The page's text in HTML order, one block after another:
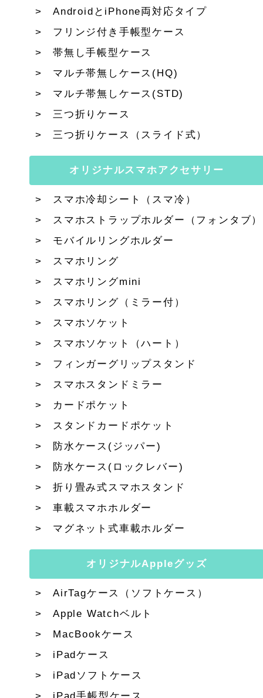
AndroidとiPhone両対応タイプ
フリンジ付き手帳型ケース
帯無し手帳型ケース
マルチ帯無しケース(HQ)
マルチ帯無しケース(STD)
三つ折りケース
三つ折りケース（スライド式）
オリジナルスマホアクセサリー
スマホ冷却シート（スマ冷）
スマホストラップホルダー（フォンタブ）
モバイルリングホルダー
スマホリング
スマホリングmini
スマホリング（ミラー付）
スマホソケット
スマホソケット（ハート）
フィンガーグリップスタンド
スマホスタンドミラー
カードポケット
スタンドカードポケット
防水ケース(ジッパー)
防水ケース(ロックレバー)
折り畳み式スマホスタンド
車載スマホホルダー
マグネット式車載ホルダー
オリジナルAppleグッズ
AirTagケース（ソフトケース）
Apple Watchベルト
MacBookケース
iPadケース
iPadソフトケース